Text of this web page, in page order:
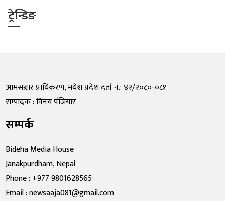
ट्रेन्डिङ
आमसञ्चार प्राधिकरण, मधेश प्रदेश दर्ता नं.: ४२/२०८०-०८१
सम्पादक : विनय पंजियार
सम्पर्क
Bideha Media House
Janakpurdham, Nepal
Phone : +977 9801628565
Email : newsaaja081@gmail.com